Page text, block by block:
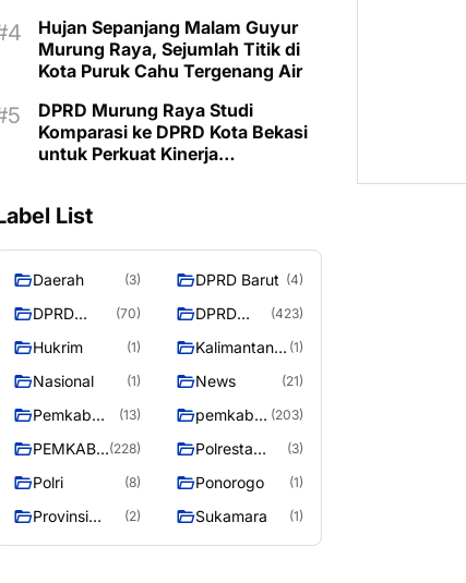
Hujan Sepanjang Malam Guyur
Murung Raya, Sejumlah Titik di
Kota Puruk Cahu Tergenang Air
DPRD Murung Raya Studi
Komparasi ke DPRD Kota Bekasi
untuk Perkuat Kinerja
List
Daerah (3) DPRD Barut (4)
DPRD
Raya
(70)
DPRD
RAYA
(423)
Hukrim (1)
Kalimantan
(1)
Nasional (1) News (21)
Pemkab
(13)
pemkab
raya
(203)
PEMKAB
RAYA
(228)
Polresta
Raya
(3)
Polri (8) Ponorogo (1)
Provinsi
(2) Sukamara (1)